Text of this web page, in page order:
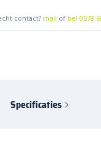
contact? mail of bel 0578
Specificaties